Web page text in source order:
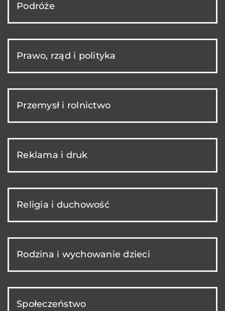
Podróże
Prawo, rząd i polityka
Przemysł i rolnictwo
Reklama i druk
Religia i duchowość
Rodzina i wychowanie dzieci
Społeczeństwo